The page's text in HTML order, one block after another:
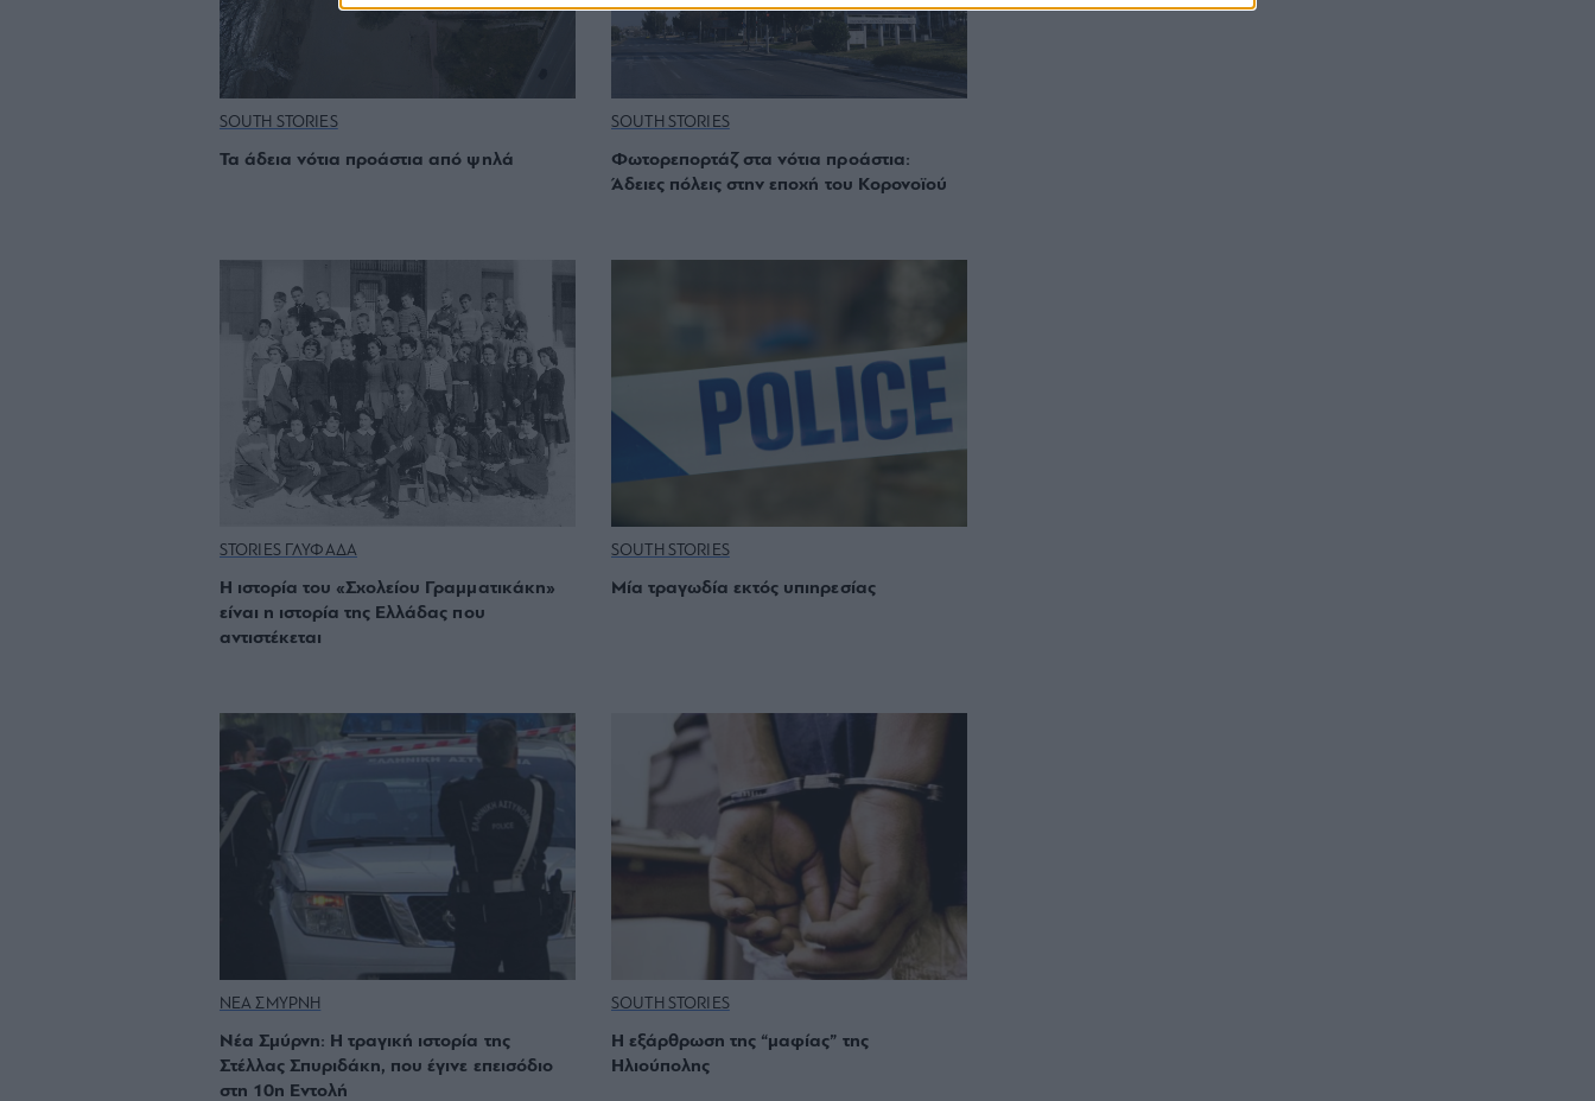
SOUTH STORIES
Τα άδεια νότια προάστια από ψηλά
SOUTH STORIES
Φωτορεπορτάζ στα νότια προάστια:
Άδειες πόλεις στην εποχή του Κορονοϊού
STORIES ΓΛΥΦΑΔΑ
Η ιστορία του «Σχολείου Γραμματικάκη»
είναι η ιστορία της Ελλάδας που
αντιστέκεται
SOUTH STORIES
Μία τραγωδία εκτός υπιηρεσίας
ΝΕΑ ΣΜΥΡΝΗ
Νέα Σμύρνη: Η τραγική ιστορία της
Στέλλας Σπυριδάκη, που έγινε επεισόδιο
στη 10η Εντολή
SOUTH STORIES
Η εξάρθρωση της “μαφίας” της
Ηλιούπολης